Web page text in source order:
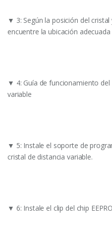
▼ 3: Según la posición del
encuentre la ubicación
▼ 4: Guía de funcionamiento del
variable
▼ 5: Instale el soporte de
cristal de distancia variable.
▼ 6: Instale el clip del chip